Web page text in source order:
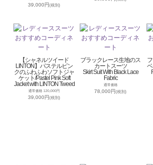
39,000円(税別)
【シャネルツイード
LINTON】パステルピン
クのふわふわソフトジャ
ケット/Pastel Pink Soft
Jacket with LINTON Tweed
通常価格 120,000円
39,000円(税別)
ブラックレース生地のス
カートスーツ
Skirt Suit With Black Lace
Fabric
通常価格
78,000円(税別)